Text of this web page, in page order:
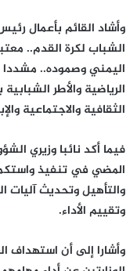
وأشاد القائم بأعمال
الشباب لكرة القدم..
اليمني وصموده.. مشددا
الرياضية والأطر
الثقافية والاجتماعية
فيما أكد نائبا وزيري
المضي في تنفيذ
والتأهيل وتحديث آليات
وتقييم الأداء.
وأشارا إلى أن استهداف